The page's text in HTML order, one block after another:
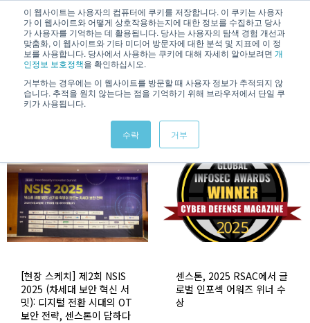
이 웹사이트는 사용자의 컴퓨터에 쿠키를 저장합니다. 이 쿠키는 사용자
가 이 웹사이트와 어떻게 상호작용하는지에 대한 정보를 수집하고 당사
가 사용자를 기억하는 데 활용됩니다. 당사는 사용자의 탐색 경험 개선과
맞춤화, 이 웹사이트와 기타 미디어 방문자에 대한 분석 및 지표에 이 정
보를 사용합니다. 당사에서 사용하는 쿠키에 대해 자세히 알아보려면 개
인정보 보호정책을 확인하십시오.
거부하는 경우에는 이 웹사이트를 방문할 때 사용자 정보가 추적되지 않
습니다. 추적을 원치 않는다는 점을 기억하기 위해 브라우저에서 단일 쿠
키가 사용됩니다.
수락 거부
KOREAN / ENGLISH
News & Information
[현장 스케치] 제2회 NSIS
2025 (차세대 보안 혁신 서
밋): 디지털 전환 시대의 OT
보안 전략, 센스톤이 답하다
센스톤, 2025 RSAC에서 글
로벌 인포섹 어워즈 위너 수
상